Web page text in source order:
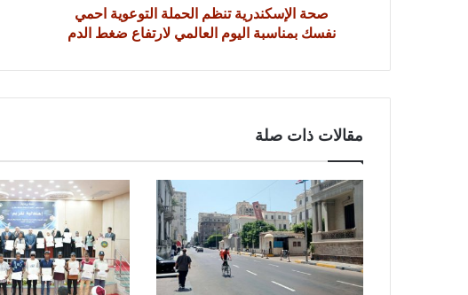
صحة الإسكندرية تنظم الحملة التوعوية احمي
نفسك بمناسبة اليوم العالمي لارتفاع ضغط الدم
مقالات ذات صلة